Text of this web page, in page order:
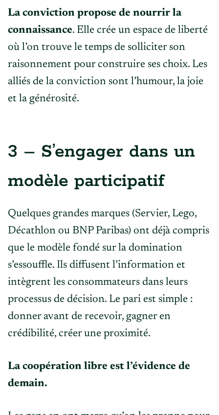
La conviction propose de nourrir la
connaissance. Elle crée un espace de liberté
où l’on trouve le temps de solliciter son
raisonnement pour construire ses choix. Les
alliés de la conviction sont l’humour, la joie
et la générosité.
3 – S’engager dans un
modèle participatif
Quelques grandes marques (Servier, Lego,
Décathlon ou BNP Paribas) ont déjà compris
que le modèle fondé sur la domination
s’essouffle. Ils diffusent l’information et
intègrent les consommateurs dans leurs
processus de décision. Le pari est simple :
donner avant de recevoir, gagner en
crédibilité, créer une proximité.
La coopération libre est l’évidence de
demain.